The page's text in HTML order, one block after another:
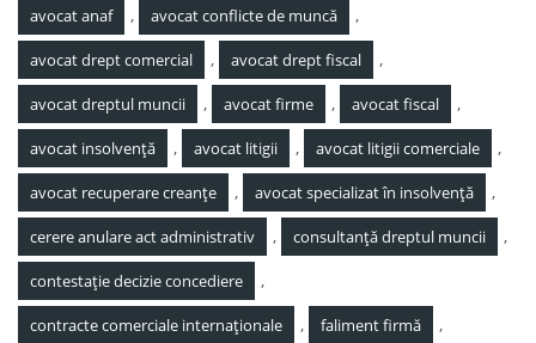
avocat anaf , avocat conflicte de muncă ,
avocat drept comercial , avocat drept fiscal ,
avocat dreptul muncii , avocat firme , avocat fiscal ,
avocat insolvență , avocat litigii , avocat litigii comerciale ,
avocat recuperare creanțe , avocat specializat în insolvență ,
cerere anulare act administrativ , consultanță dreptul muncii ,
contestație decizie concediere ,
contracte comerciale internaționale , faliment firmă ,